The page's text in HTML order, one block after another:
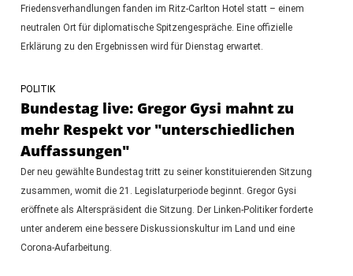
Friedensverhandlungen fanden im Ritz-Carlton Hotel statt – einem
neutralen Ort für diplomatische Spitzengespräche. Eine offizielle
Erklärung zu den Ergebnissen wird für Dienstag erwartet.
POLITIK
Bundestag live: Gregor Gysi mahnt zu
mehr Respekt vor "unterschiedlichen
Auffassungen"
Der neu gewählte Bundestag tritt zu seiner konstituierenden Sitzung
zusammen, womit die 21. Legislaturperiode beginnt. Gregor Gysi
eröffnete als Alterspräsident die Sitzung. Der Linken-Politiker forderte
unter anderem eine bessere Diskussionskultur im Land und eine
Corona-Aufarbeitung.